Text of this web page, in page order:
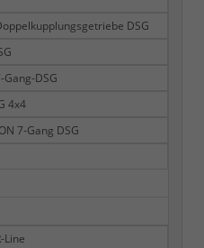
DSG
Gang-DSG
4x4
7-Gang DSG
Line